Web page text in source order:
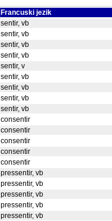
Francuski jezik
sentir, vb
sentir, vb
sentir, vb
sentir, vb
sentir, v
sentir, vb
sentir, vb
sentir, vb
sentir, vb
consentir
consentir
consentir
consentir
consentir
pressentir, vb
pressentir, vb
pressentir, vb
pressentir, vb
pressentir, vb